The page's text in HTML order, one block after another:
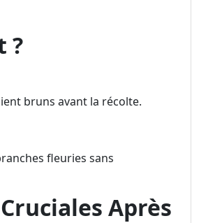
?
bruns avant la récolte.
fleuries sans
Après